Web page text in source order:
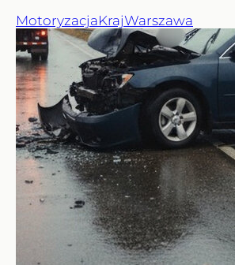
MotoryzacjaKrajWarszawa